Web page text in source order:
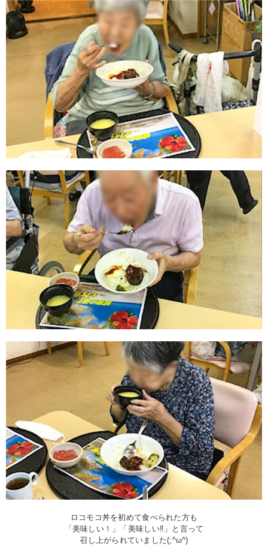
ロコモコ丼を初めて食べられた方も
「美味しい！」「美味しい‼」と言って
召し上がられていました(;^ω^)